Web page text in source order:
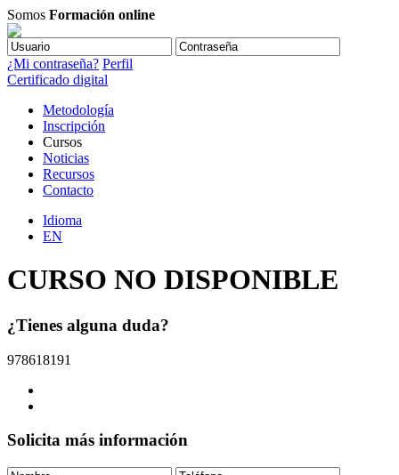
Somos Formación online
¿Mi contraseña? Perfil
Certificado digital
Metodología
Inscripción
Cursos
Noticias
Recursos
Contacto
Idioma
EN
CURSO NO DISPONIBLE
¿Tienes alguna duda?
978618191
Solicita más información